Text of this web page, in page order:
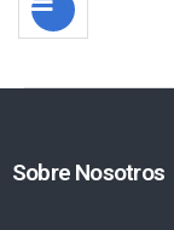
Sobre Nosotros